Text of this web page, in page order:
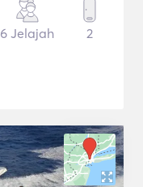
6 Jelajah 2